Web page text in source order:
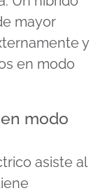
mayor
y
en modo
modo
asiste al